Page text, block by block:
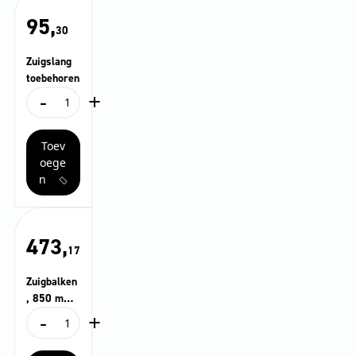
95,30
Zuigslang
toebehoren
-
Zuigslang
aantal
+
Toev
oege
n
473,17
Zuigbalken
, 850 mm,
-
Zuigbalken,
mm,
+